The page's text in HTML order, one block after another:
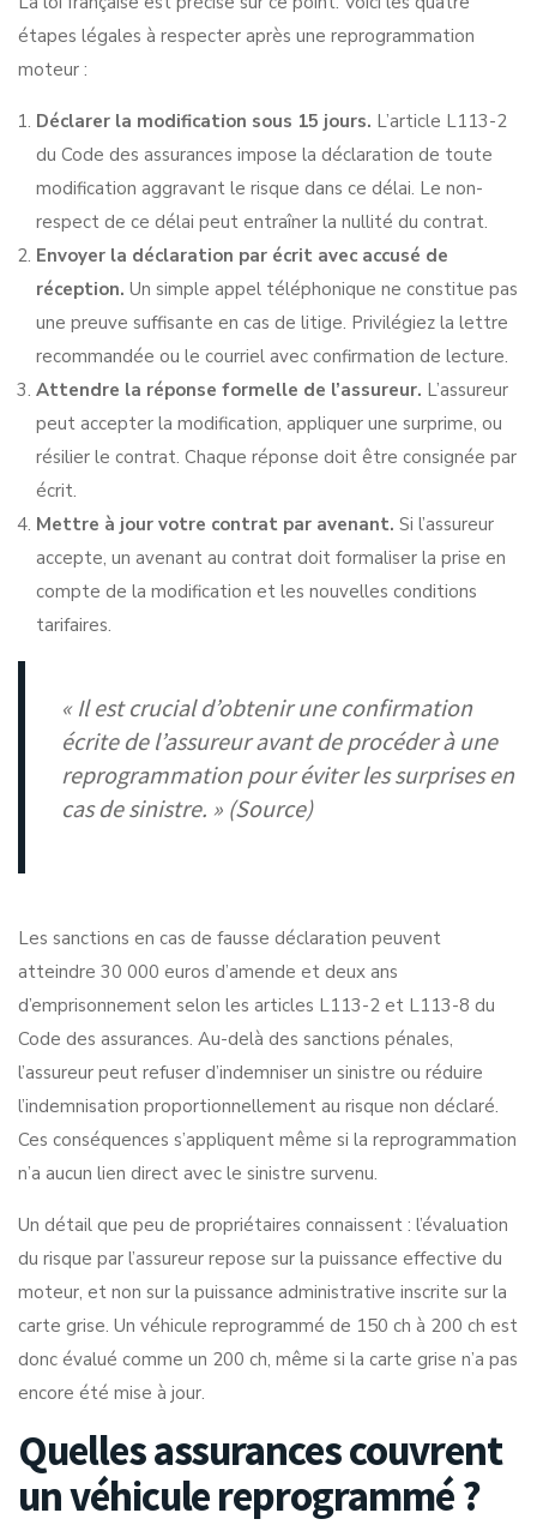
étapes légales à respecter après une reprogrammation
moteur :
Déclarer la modification sous 15 jours. L’article L113-2
du Code des assurances impose la déclaration de toute
modification aggravant le risque dans ce délai. Le non-
respect de ce délai peut entraîner la nullité du contrat.
Envoyer la déclaration par écrit avec accusé de
réception. Un simple appel téléphonique ne constitue pas
une preuve suffisante en cas de litige. Privilégiez la lettre
recommandée ou le courriel avec confirmation de lecture.
Attendre la réponse formelle de l’assureur. L’assureur
peut accepter la modification, appliquer une surprime, ou
résilier le contrat. Chaque réponse doit être consignée par
écrit.
Mettre à jour votre contrat par avenant. Si l’assureur
accepte, un avenant au contrat doit formaliser la prise en
compte de la modification et les nouvelles conditions
tarifaires.
« Il est crucial d’obtenir une confirmation
écrite de l’assureur avant de procéder à une
reprogrammation pour éviter les surprises en
cas de sinistre. » (Source)
Les sanctions en cas de fausse déclaration peuvent
atteindre 30 000 euros d’amende et deux ans
d’emprisonnement selon les articles L113-2 et L113-8 du
Code des assurances. Au-delà des sanctions pénales,
l’assureur peut refuser d’indemniser un sinistre ou réduire
l’indemnisation proportionnellement au risque non déclaré.
Ces conséquences s’appliquent même si la reprogrammation
n’a aucun lien direct avec le sinistre survenu.
Un détail que peu de propriétaires connaissent : l’évaluation
du risque par l’assureur repose sur la puissance effective du
moteur, et non sur la puissance administrative inscrite sur la
carte grise. Un véhicule reprogrammé de 150 ch à 200 ch est
donc évalué comme un 200 ch, même si la carte grise n’a pas
encore été mise à jour.
Quelles assurances couvrent
un véhicule reprogrammé ?